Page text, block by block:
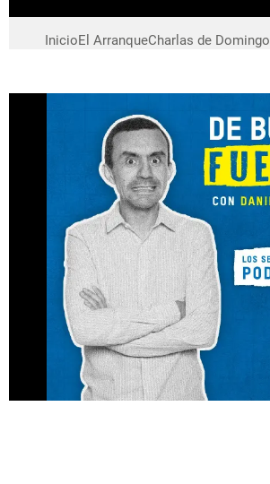
InicioEl ArranqueCharlas de Domingo